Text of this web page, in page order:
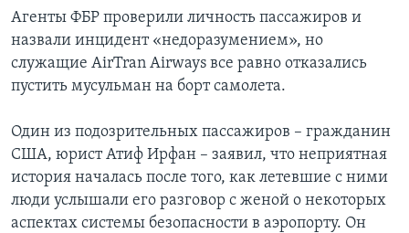
Learning English
Языки
Агенты ФБР проверили личность пассажиров и
назвали инцидент «недоразумением», но
служащие AirTran Airways все равно отказались
пустить мусульман на борт самолета.
Один из подозрительных пассажиров – гражданин
США, юрист Атиф Ирфан – заявил, что неприятная
история началась после того, как летевшие с ними
люди услышали его разговор с женой о некоторых
аспектах системы безопасности в аэропорту. Он